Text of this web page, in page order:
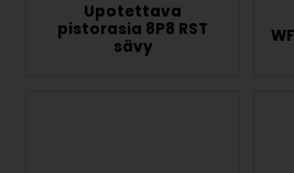
Upotettava
pistorasia 8P8 RST
sävy